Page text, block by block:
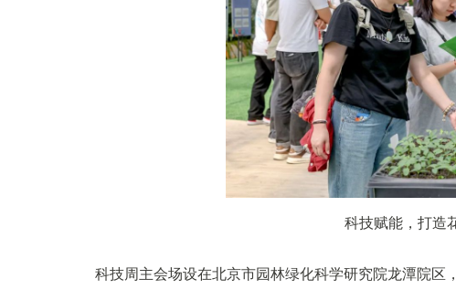
科技赋能，打造
科技周主会场设在北京市园林绿化科学研究院龙潭院区